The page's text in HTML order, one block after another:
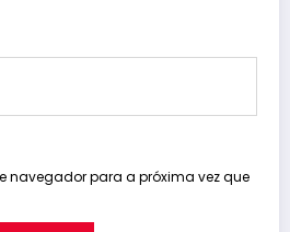
navegador para a próxima vez que